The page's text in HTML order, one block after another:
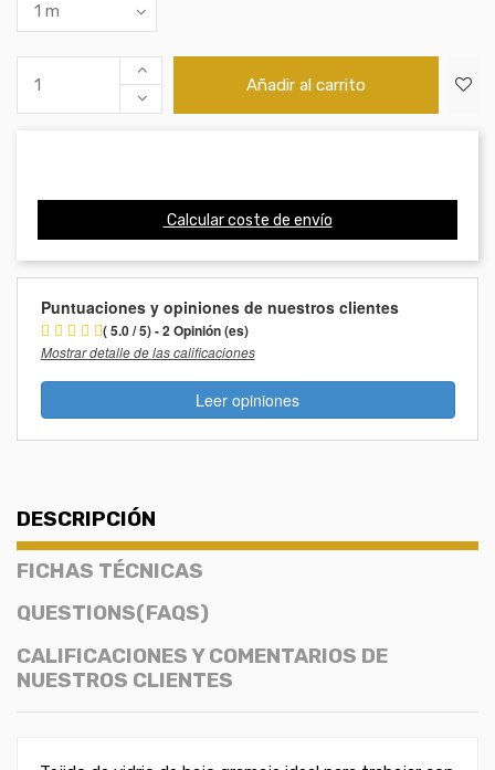
Añadir al carrito
Calcular coste de envío
Puntuaciones y opiniones de nuestros clientes
( 5.0 / 5) - 2 Opinión (es)
Mostrar detalle de las calificaciones
Leer opiniones
DESCRIPCIÓN
FICHAS TÉCNICAS
QUESTIONS(FAQS)
CALIFICACIONES Y COMENTARIOS DE
NUESTROS CLIENTES